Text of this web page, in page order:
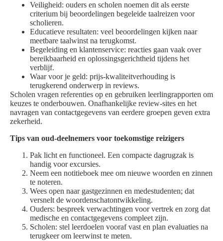
Veiligheid: ouders en scholen noemen dit als eerste
criterium bij beoordelingen begeleide taalreizen voor
scholieren.
Educatieve resultaten: veel beoordelingen kijken naar
meetbare taalwinst na terugkomst.
Begeleiding en klantenservice: reacties gaan vaak over
bereikbaarheid en oplossingsgerichtheid tijdens het
verblijf.
Waar voor je geld: prijs-kwaliteitverhouding is
terugkerend onderwerp in reviews.
Scholen vragen referenties op en gebruiken leerlingrapporten om
keuzes te onderbouwen. Onafhankelijke review-sites en het
navragen van contactgegevens van eerdere groepen geven extra
zekerheid.
Tips van oud-deelnemers voor toekomstige reizigers
Pak licht en functioneel. Een compacte dagrugzak is
handig voor excursies.
Neem een notitieboek mee om nieuwe woorden en zinnen
te noteren.
Wees open naar gastgezinnen en medestudenten; dat
versnelt de woordenschatontwikkeling.
Ouders: bespreek verwachtingen voor vertrek en zorg dat
medische en contactgegevens compleet zijn.
Scholen: stel leerdoelen vooraf vast en plan evaluaties na
terugkeer om leerwinst te meten.